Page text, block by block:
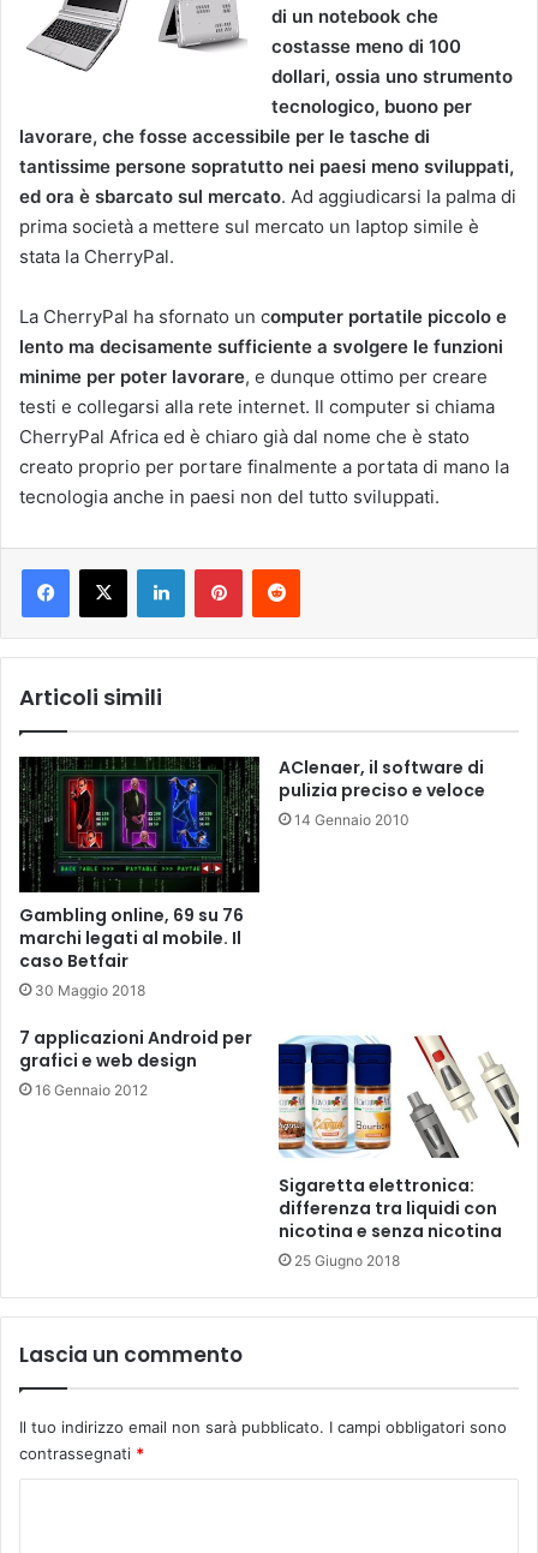
di un notebook che
costasse meno di 100
dollari, ossia uno strumento
tecnologico, buono per
lavorare, che fosse accessibile per le tasche di
tantissime persone sopratutto nei paesi meno sviluppati,
ed ora è sbarcato sul mercato. Ad aggiudicarsi la palma di
prima società a mettere sul mercato un laptop simile è
stata la CherryPal.
La CherryPal ha sfornato un computer portatile piccolo e
lento ma decisamente sufficiente a svolgere le funzioni
minime per poter lavorare, e dunque ottimo per creare
testi e collegarsi alla rete internet. Il computer si chiama
CherryPal Africa ed è chiaro già dal nome che è stato
creato proprio per portare finalmente a portata di mano la
tecnologia anche in paesi non del tutto sviluppati.
LinkedInPinterestReddit
Articoli simili
Gambling online, 69 su 76
marchi legati al mobile. Il
caso Betfair
30 Maggio 2018
AClenaer, il software di
pulizia preciso e veloce
14 Gennaio 2010
7 applicazioni Android per
grafici e web design
16 Gennaio 2012
Sigaretta elettronica:
differenza tra liquidi con
nicotina e senza nicotina
25 Giugno 2018
Lascia un commento
Il tuo indirizzo email non sarà pubblicato. I campi obbligatori sono
contrassegnati *